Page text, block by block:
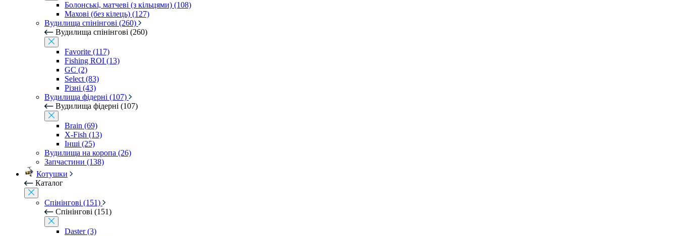
Болонські, матчеві (з кільцями) (108)
Махові (без кілець) (127)
Вудилища спінінгові (260)
Вудилища спінінгові (260)
Favorite (117)
Fishing ROI (13)
GC (2)
Select (83)
Різні (43)
Вудилища фідерні (107)
Вудилища фідерні (107)
Brain (69)
X-Fish (13)
Інші (25)
Вудилища на коропа (26)
Запчастини (138)
Котушки
Каталог
Спінінгові (151)
Спінінгові (151)
Daster (3)